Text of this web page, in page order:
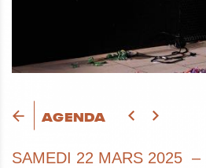
AGENDA
SAMEDI 22 MARS 2025